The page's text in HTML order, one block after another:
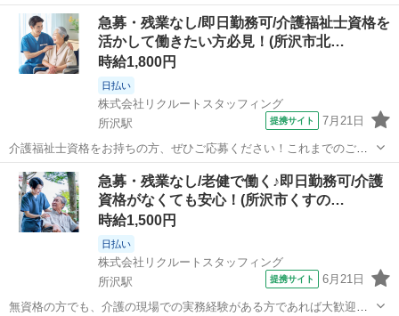
のみ》 家庭やプライベートと両立しやすい環境 週2日～OK／曜日固定
／残業なし 【業務内容】 ・ご利用者様の日常生活サポート（食事、入
浴、お手洗い） ...
埼玉 所沢市 所沢駅 介護
急募・残業なし/即日勤務可/介護福祉士資格を
活かして働きたい方必見！(所沢市北…
時給1,800円
日払い
株式会社リクルートスタッフィング
所沢駅
提携サイト 7月21日
介護福祉士資格をお持ちの方、ぜひご応募ください！これまでのご経
験や知識を活かしながら、現場で即戦力としてご活躍いただける環境
です。さらにスキルアップしたい方や、リーダーシップを発揮したい
方も大歓迎です。安心のサポート体制を整...
埼玉 所沢市 所沢駅 その他
急募・残業なし/老健で働く♪即日勤務可/介護
資格がなくても安心！(所沢市くすの…
時給1,500円
日払い
株式会社リクルートスタッフィング
所沢駅
提携サイト 6月21日
無資格の方でも、介護の現場での実務経験がある方であれば大歓迎で